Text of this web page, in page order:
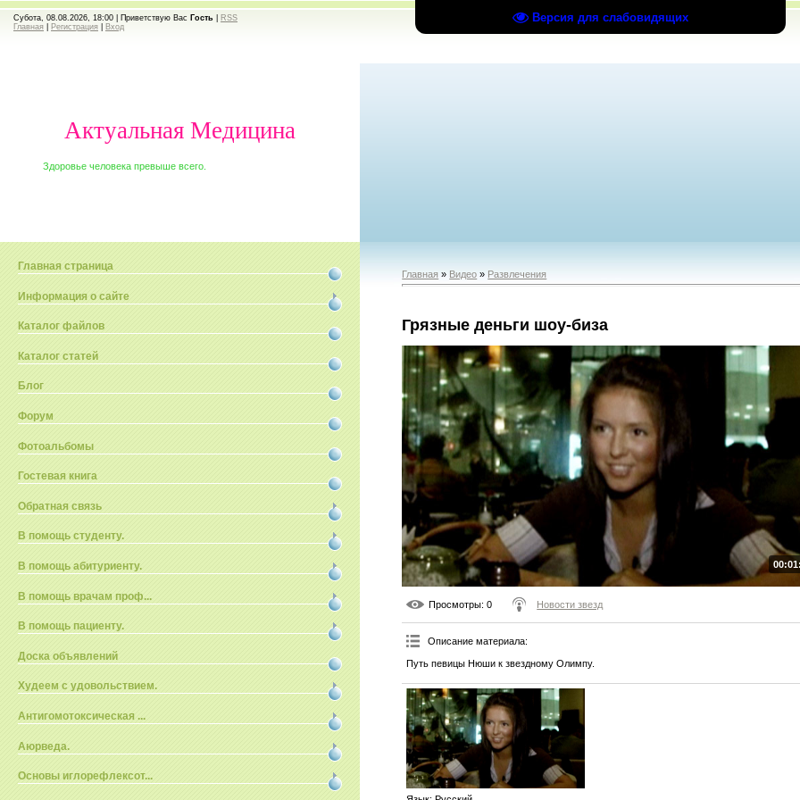
Версия для слабовидящих
Субота, 08.08.2026, 18:00 | Приветствую Вас Гость
RSS
Главная
Регистрация Вход
Актуальная Медицина
Здоровье человека превыше всего.
Главная страница
Информация о сайте
Каталог файлов
Каталог статей
Блог
Форум
Фотоальбомы
Гостевая книга
Обратная связь
В помощь студенту.
В помощь абитуриенту.
В помощь врачам проф...
В помощь пациенту.
Доска объявлений
Худеем с удовольствием.
Антигомотоксическая ...
Аюрведа.
Основы иглорефлексот...
Главная » Видео » Развлечения
Грязные деньги шоу-биза
Просмотры: 0 Новости звезд
Описание материала:
Путь певицы Нюши к звездному Олимпу.